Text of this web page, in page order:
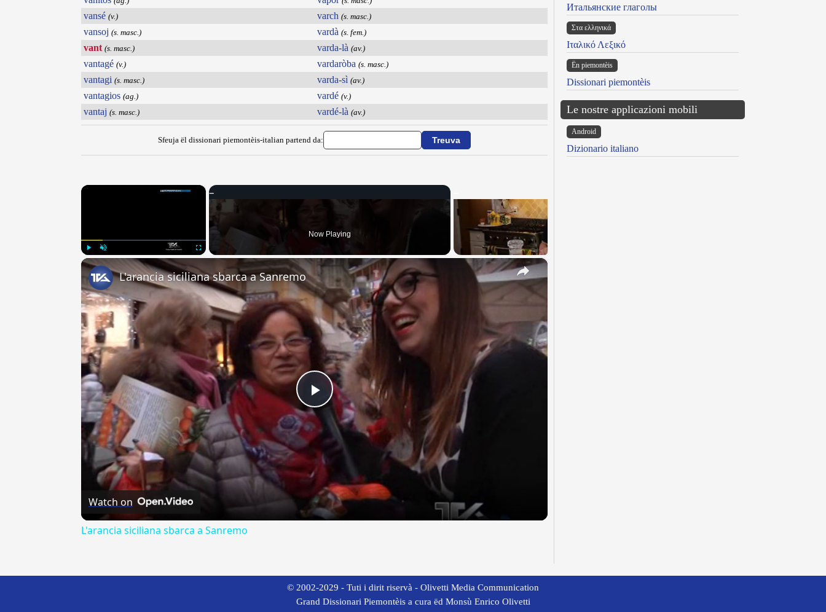
vansé (v.)
vansoj (s. masc.)
vant (s. masc.)
vantagé (v.)
vantagi (s. masc.)
vantagios (ag.)
vantaj (s. masc.)
varch (s. masc.)
vardà (s. fem.)
varda-là (av.)
vardaròba (s. masc.)
varda-sì (av.)
vardé (v.)
vardé-là (av.)
Sfeuja ël dissionari piemontèis-italian partend da:
×
Unmute
Now Playing
×
Play
Video
L'arancia siciliana sbarca a Sanremo
Watch on
L'arancia siciliana sbarca a Sanremo
Итальянские глаголы
Στα ελληνικά
Ιταλικό Λεξικό
Ën piemontèis
Dissionari piemontèis
Le nostre applicazioni mobili
Android
Dizionario italiano
© 2002-2029 - Tuti i dirit riservà - Olivetti Media Communication
Grand Dissionari Piemontèis a cura ëd Monsù Enrico Olivetti